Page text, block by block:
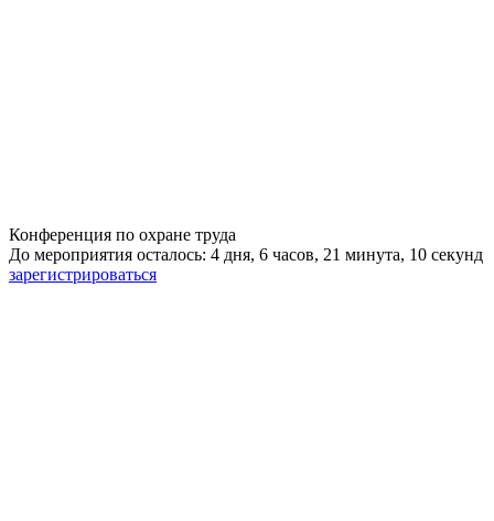
Конференция по охране труда
До мероприятия осталось: 4 дня, 6 часов, 21 минута, 9 секунд
зарегистрироваться